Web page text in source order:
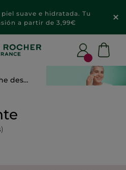
piel suave e hidratada. Tu
a partir de 3,99€
Leche desmaquillante